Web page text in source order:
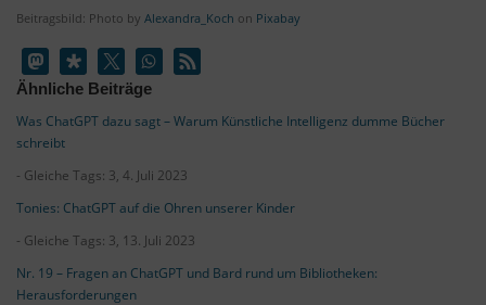
Beitragsbild: Photo by Alexandra_Koch on Pixabay
Ähnliche Beiträge
Was ChatGPT dazu sagt – Warum Künstliche Intelligenz dumme Bücher
schreibt
- Gleiche Tags: 3, 4. Juli 2023
Tonies: ChatGPT auf die Ohren unserer Kinder
- Gleiche Tags: 3, 13. Juli 2023
Nr. 19 – Fragen an ChatGPT und Bard rund um Bibliotheken:
Herausforderungen